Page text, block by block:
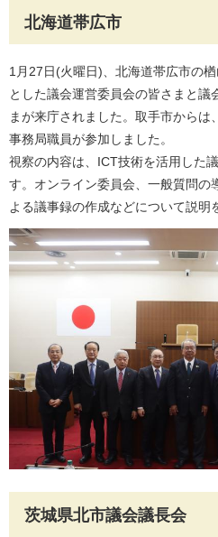
北海道帯広市
1月27日(火曜日)、北海道帯広市の
とした議会運営委員会の皆さまと議
まが来庁されました。取手市からは
事務局職員が参加しました。
視察の内容は、ICT技術を活用した
す。オンライン委員会、一般質問の
よる議事録の作成などについて説明
茨城県北市議会議長会